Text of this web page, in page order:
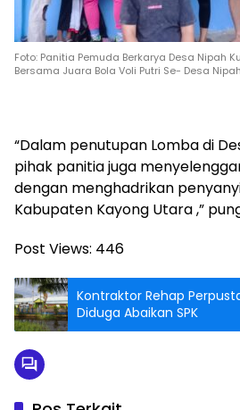
Foto: Panitia Pemuda Berkarya Desa Nipah
Bersama Juara Bola Voli Putri Se- Desa
“Dalam penutupan Lomba di
pihak panitia juga
dengan menghadrikan
Kabupaten Kayong Utara ,”
Post Views: 446
Kontraktor Rehap
Diduga Abaikan SPK